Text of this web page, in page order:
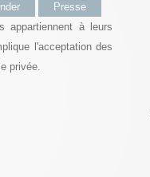
Presse
appartiennent à leurs
l'acceptation des
privée.